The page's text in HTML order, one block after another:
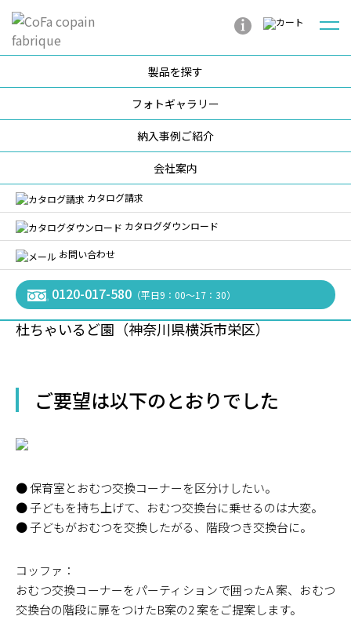
製品を探す
フォトギャラリー
納入事例ご紹介
会社案内
カタログ請求
カタログダウンロード
お問い合わせ
0120-017-580（平日9：00〜17：30）
スタッフの負担を軽減！
自分でのぼれるおむつ交
換台
杜ちゃいるど園（神奈川県横浜市栄区）
ご要望は以下のとおりでした
● 保育室とおむつ交換コーナーを区分けしたい。
● 子どもを持ち上げて、おむつ交換台に乗せるのは大変。
● 子どもがおむつを交換したがる、階段つき交換台に。
コッファ：
おむつ交換コーナーをパーティションで囲ったA 案、おむつ
交換台の階段に扉をつけたB案の2 案をご提案します。